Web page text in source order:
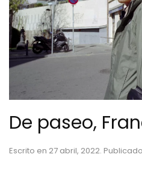
De paseo,
Escrito en 27 abril, 2022.